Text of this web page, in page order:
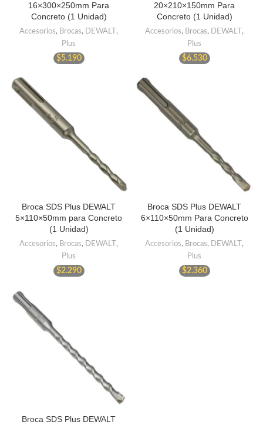
16×300×250mm Para
Concreto (1 Unidad)
Accesorios, Brocas, DEWALT ,
Plus
$5.190
20×210×150mm Para
Concreto (1 Unidad)
Accesorios, Brocas, DEWALT ,
Plus
$6.530
Broca SDS Plus DEWALT
5×110×50mm para Concreto
(1 Unidad)
Accesorios, Brocas, DEWALT ,
Plus
$2.290
Broca SDS Plus DEWALT
6×110×50mm Para Concreto
(1 Unidad)
Accesorios, Brocas, DEWALT ,
Plus
$2.360
Broca SDS Plus DEWALT